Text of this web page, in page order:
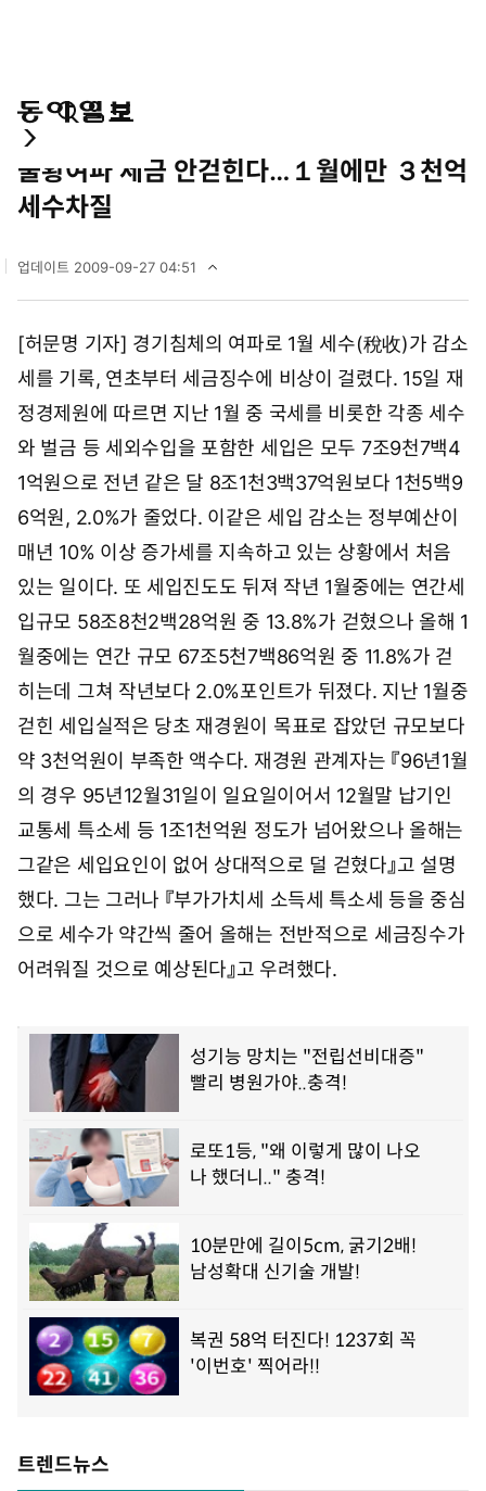
통
검
색
마
페
이
지
전
메
기
경제
불황여파 세금 안걷힌다…１월에만 ３천억
세수차질
업데이트 2009-09-27 04:51
9
년
월
7
일
0
4
5
1
분
[허문명 기자] 경기침체의 여파로 1월 세수(稅收)가 감소
세를 기록, 연초부터 세금징수에 비상이 걸렸다. 15일 재
정경제원에 따르면 지난 1월 중 국세를 비롯한 각종 세수
와 벌금 등 세외수입을 포함한 세입은 모두 7조9천7백4
1억원으로 전년 같은 달 8조1천3백37억원보다 1천5백9
6억원, 2.0%가 줄었다. 이같은 세입 감소는 정부예산이
매년 10% 이상 증가세를 지속하고 있는 상황에서 처음
있는 일이다. 또 세입진도도 뒤져 작년 1월중에는 연간세
입규모 58조8천2백28억원 중 13.8%가 걷혔으나 올해 1
월중에는 연간 규모 67조5천7백86억원 중 11.8%가 걷
히는데 그쳐 작년보다 2.0%포인트가 뒤졌다. 지난 1월중
걷힌 세입실적은 당초 재경원이 목표로 잡았던 규모보다
약 3천억원이 부족한 액수다. 재경원 관계자는 『96년1월
의 경우 95년12월31일이 일요일이어서 12월말 납기인
교통세 특소세 등 1조1천억원 정도가 넘어왔으나 올해는
그같은 세입요인이 없어 상대적으로 덜 걷혔다』고 설명
했다. 그는 그러나 『부가가치세 소득세 특소세 등을 중심
으로 세수가 약간씩 줄어 올해는 전반적으로 세금징수가
어려워질 것으로 예상된다』고 우려했다.
트렌드뉴스